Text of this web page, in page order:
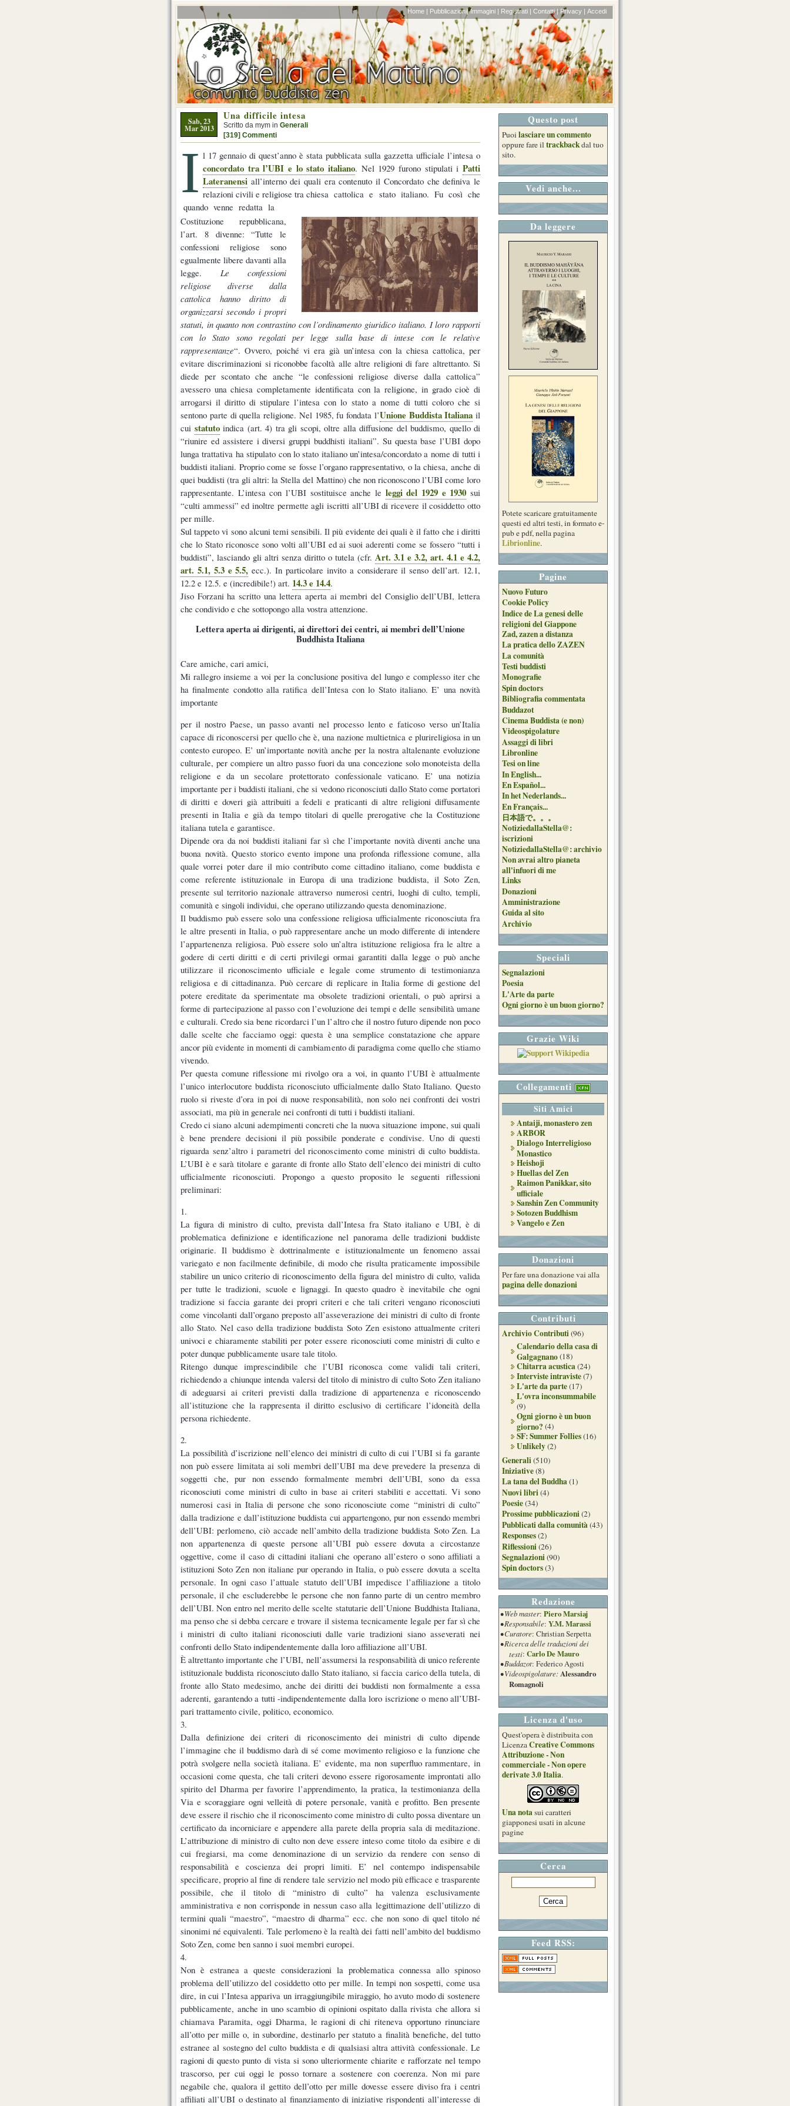
Home | Pubblicazioni| Immagini | Registrati | Contatti | Privacy | Accedi
Sab, 23
Mar 2013
Una difficile intesa
Scritto da mym in Generali
[319] Commenti
I l 17 gennaio di quest’anno è stata pubblicata sulla gazzetta ufficiale l’intesa o
concordato tra l’UBI e lo stato italiano. Nel 1929 furono stipulati i Patti
Lateranensi all’interno dei quali era contenuto il Concordato che definiva le
relazioni civili e religiose tra chiesa cattolica e stato italiano. Fu così che
quando venne redatta la
Costituzione repubblicana,
l’art. 8 divenne: “Tutte le
confessioni religiose sono
egualmente libere davanti alla
legge. Le confessioni
religiose diverse dalla
cattolica hanno diritto di
organizzarsi secondo i propri
statuti, in quanto non contrastino con l’ordinamento giuridico italiano. I loro rapporti
con lo Stato sono regolati per legge sulla base di intese con le relative
rappresentanze“. Ovvero, poiché vi era già un’intesa con la chiesa cattolica, per
evitare discriminazioni si riconobbe facoltà alle altre religioni di fare altrettanto. Si
diede per scontato che anche “le confessioni religiose diverse dalla cattolica”
avessero una chiesa completamente identificata con la religione, in grado cioè di
arrogarsi il diritto di stipulare l’intesa con lo stato a nome di tutti coloro che si
sentono parte di quella religione. Nel 1985, fu fondata l’Unione Buddista Italiana il
cui statutoindica (art. 4) tra gli scopi, oltre alla diffusione del buddismo, quello di
“riunire ed assistere i diversi gruppi buddhisti italiani”. Su questa base l’UBI dopo
lunga trattativa ha stipulato con lo stato italiano un’intesa/concordato a nome di tutti i
buddisti italiani. Proprio come se fosse l’organo rappresentativo, o la chiesa, anche di
quei buddisti (tra gli altri: la Stella del Mattino) che non riconoscono l’UBI come loro
rappresentante. L’intesa con l’UBI sostituisce anche le leggi del 1929 e 1930 sui
“culti ammessi” ed inoltre permette agli iscritti all’UBI di ricevere il cosiddetto otto
per mille.
Sul tappeto vi sono alcuni temi sensibili. Il più evidente dei quali è il fatto che i diritti
che lo Stato riconosce sono volti all’UBI ed ai suoi aderenti come se fossero “tutti i
buddisti”, lasciando gli altri senza diritto o tutela (cfr. Art. 3.1 e 3.2, art. 4.1 e 4.2,
art. 5.1, 5.3 e 5.5, ecc.). In particolare invito a considerare il senso dell’art. 12.1,
12.2 e 12.5. e (incredibile!) art. 14.3 e 14.4.
Jiso Forzani ha scritto una lettera aperta ai membri del Consiglio dell’UBI, lettera
che condivido e che sottopongo alla vostra attenzione.
Lettera aperta ai dirigenti, ai direttori dei centri, ai membri dell’Unione
Buddhista Italiana
Care amiche, cari amici,
Mi rallegro insieme a voi per la conclusione positiva del lungo e complesso iter che
ha finalmente condotto alla ratifica dell’Intesa con lo Stato italiano. E’ una novità
importante
per il nostro Paese, un passo avanti nel processo lento e faticoso verso un’Italia
capace di riconoscersi per quello che è, una nazione multietnica e plurireligiosa in un
contesto europeo. E’ un’importante novità anche per la nostra altalenante evoluzione
culturale, per compiere un altro passo fuori da una concezione solo monoteista della
religione e da un secolare protettorato confessionale vaticano. E’ una notizia
importante per i buddisti italiani, che si vedono riconosciuti dallo Stato come portatori
di diritti e doveri già attribuiti a fedeli e praticanti di altre religioni diffusamente
presenti in Italia e già da tempo titolari di quelle prerogative che la Costituzione
italiana tutela e garantisce.
Dipende ora da noi buddisti italiani far sì che l’importante novità diventi anche una
buona novità. Questo storico evento impone una profonda riflessione comune, alla
quale vorrei poter dare il mio contributo come cittadino italiano, come buddista e
come referente istituzionale in Europa di una tradizione buddista, il Soto Zen,
presente sul territorio nazionale attraverso numerosi centri, luoghi di culto, templi,
comunità e singoli individui, che operano utilizzando questa denominazione.
Il buddismo può essere solo una confessione religiosa ufficialmente riconosciuta fra
le altre presenti in Italia, o può rappresentare anche un modo differente di intendere
l’appartenenza religiosa. Può essere solo un’altra istituzione religiosa fra le altre a
godere di certi diritti e di certi privilegi ormai garantiti dalla legge o può anche
utilizzare il riconoscimento ufficiale e legale come strumento di testimonianza
religiosa e di cittadinanza. Può cercare di replicare in Italia forme di gestione del
potere ereditate da sperimentate ma obsolete tradizioni orientali, o può aprirsi a
forme di partecipazione al passo con l’evoluzione dei tempi e delle sensibilità umane
e culturali. Credo sia bene ricordarci l’un l’altro che il nostro futuro dipende non poco
dalle scelte che facciamo oggi: questa è una semplice constatazione che appare
ancor più evidente in momenti di cambiamento di paradigma come quello che stiamo
vivendo.
Per questa comune riflessione mi rivolgo ora a voi, in quanto l’UBI è attualmente
l’unico interlocutore buddista riconosciuto ufficialmente dallo Stato Italiano. Questo
ruolo si riveste d’ora in poi di nuove responsabilità, non solo nei confronti dei vostri
associati, ma più in generale nei confronti di tutti i buddisti italiani.
Credo ci siano alcuni adempimenti concreti che la nuova situazione impone, sui quali
è bene prendere decisioni il più possibile ponderate e condivise. Uno di questi
riguarda senz’altro i parametri del riconoscimento come ministri di culto buddista.
L’UBI è e sarà titolare e garante di fronte allo Stato dell’elenco dei ministri di culto
ufficialmente riconosciuti. Propongo a questo proposito le seguenti riflessioni
preliminari:
1.
La figura di ministro di culto, prevista dall’Intesa fra Stato italiano e UBI, è di
problematica definizione e identificazione nel panorama delle tradizioni buddiste
originarie. Il buddismo è dottrinalmente e istituzionalmente un fenomeno assai
variegato e non facilmente definibile, di modo che risulta praticamente impossibile
stabilire un unico criterio di riconoscimento della figura del ministro di culto, valida
per tutte le tradizioni, scuole e lignaggi. In questo quadro è inevitabile che ogni
tradizione si faccia garante dei propri criteri e che tali criteri vengano riconosciuti
come vincolanti dall’organo preposto all’asseverazione dei ministri di culto di fronte
allo Stato. Nel caso della tradizione buddista Soto Zen esistono attualmente criteri
univoci e chiaramente stabiliti per poter essere riconosciuti come ministri di culto e
poter dunque pubblicamente usare tale titolo.
Ritengo dunque imprescindibile che l’UBI riconosca come validi tali criteri,
richiedendo a chiunque intenda valersi del titolo di ministro di culto Soto Zen italiano
di adeguarsi ai criteri previsti dalla tradizione di appartenenza e riconoscendo
all’istituzione che la rappresenta il diritto esclusivo di certificare l’idoneità della
persona richiedente.
2.
La possibilità d’iscrizione nell’elenco dei ministri di culto di cui l’UBI si fa garante
non può essere limitata ai soli membri dell’UBI ma deve prevedere la presenza di
soggetti che, pur non essendo formalmente membri dell’UBI, sono da essa
riconosciuti come ministri di culto in base ai criteri stabiliti e accettati. Vi sono
numerosi casi in Italia di persone che sono riconosciute come “ministri di culto”
dalla tradizione e dall’istituzione buddista cui appartengono, pur non essendo membri
dell’UBI: perlomeno, ciò accade nell’ambito della tradizione buddista Soto Zen. La
non appartenenza di queste persone all’UBI può essere dovuta a circostanze
oggettive, come il caso di cittadini italiani che operano all’estero o sono affiliati a
istituzioni Soto Zen non italiane pur operando in Italia, o può essere dovuta a scelta
personale. In ogni caso l’attuale statuto dell’UBI impedisce l’affiliazione a titolo
personale, il che escluderebbe le persone che non fanno parte di un centro membro
dell’UBI. Non entro nel merito delle scelte statutarie dell’Unione Buddhista Italiana,
ma penso che si debba cercare e trovare il sistema tecnicamente legale per far sì che
i ministri di culto italiani riconosciuti dalle varie tradizioni siano asseverati nei
confronti dello Stato indipendentemente dalla loro affiliazione all’UBI.
È altrettanto importante che l’UBI, nell’assumersi la responsabilità di unico referente
istituzionale buddista riconosciuto dallo Stato italiano, si faccia carico della tutela, di
fronte allo Stato medesimo, anche dei diritti dei buddisti non formalmente a essa
aderenti, garantendo a tutti -indipendentemente dalla loro iscrizione o meno all’UBI-
pari trattamento civile, politico, economico.
3.
Dalla definizione dei criteri di riconoscimento dei ministri di culto dipende
l’immagine che il buddismo darà di sé come movimento religioso e la funzione che
potrà svolgere nella società italiana. E’ evidente, ma non superfluo rammentare, in
occasioni come questa, che tali criteri devono essere rigorosamente improntati allo
spirito del Dharma per favorire l’apprendimento, la pratica, la testimonianza della
Via e scoraggiare ogni velleità di potere personale, vanità e profitto. Ben presente
deve essere il rischio che il riconoscimento come ministro di culto possa diventare un
certificato da incorniciare e appendere alla parete della propria sala di meditazione.
L’attribuzione di ministro di culto non deve essere inteso come titolo da esibire e di
cui fregiarsi, ma come denominazione di un servizio da rendere con senso di
responsabilità e coscienza dei propri limiti. E’ nel contempo indispensabile
specificare, proprio al fine di rendere tale servizio nel modo più efficace e trasparente
possibile, che il titolo di “ministro di culto” ha valenza esclusivamente
amministrativa e non corrisponde in nessun caso alla legittimazione dell’utilizzo di
termini quali “maestro”, “maestro di dharma” ecc. che non sono di quel titolo né
sinonimi né equivalenti. Tale perlomeno è la realtà dei fatti nell’ambito del buddismo
Soto Zen, come ben sanno i suoi membri europei.
4.
Non è estranea a queste considerazioni la problematica connessa allo spinoso
problema dell’utilizzo del cosiddetto otto per mille. In tempi non sospetti, come usa
dire, in cui l’Intesa appariva un irraggiungibile miraggio, ho avuto modo di sostenere
pubblicamente, anche in uno scambio di opinioni ospitato dalla rivista che allora si
chiamava Paramita, oggi Dharma, le ragioni di chi riteneva opportuno rinunciare
all’otto per mille o, in subordine, destinarlo per statuto a finalità benefiche, del tutto
estranee al sostegno del culto buddista e di qualsiasi altra attività confessionale. Le
ragioni di questo punto di vista si sono ulteriormente chiarite e rafforzate nel tempo
trascorso, per cui oggi le posso tornare a sostenere con coerenza. Non mi pare
negabile che, qualora il gettito dell’otto per mille dovesse essere diviso fra i centri
affiliati all’UBI o destinato al finanziamento di iniziative rispondenti all’interesse di
Questo post
Puoi lasciare un commento
oppure fare il trackbackdal tuo
sito.
Vedi anche...
Da leggere
Potete scaricare gratuitamente
questi ed altri testi, in formato e-
pub e pdf, nella pagina
Librionline.
Pagine
Nuovo Futuro
Cookie Policy
Indice de La genesi delle
religioni del Giappone
Zad, zazen a distanza
La pratica dello ZAZEN
La comunità
Testi buddisti
Monografie
Spin doctors
Bibliografia commentata
Buddazot
Cinema Buddista (e non)
Videospigolature
Assaggi di libri
Libronline
Tesi on line
In English...
En Español...
In het Nederlands...
En Français...
日本語で。。。
NotiziedallaStella@:
iscrizioni
NotiziedallaStella@: archivio
Non avrai altro pianeta
all'infuori di me
Links
Donazioni
Amministrazione
Guida al sito
Archivio
Speciali
Segnalazioni
Poesia
L'Arte da parte
Ogni giorno è un buon giorno?
Grazie Wiki
Collegamenti
Siti Amici
Antaiji, monastero zen
ARBOR
Dialogo Interreligioso
Monastico
Heishoji
Huellas del Zen
Raimon Panikkar, sito
ufficiale
Sanshin Zen Community
Sotozen Buddhism
Vangelo e Zen
Donazioni
Per fare una donazione vai alla
pagina delle donazioni
Contributi
Archivio Contributi(96)
Calendario della casa di
Galgagnano(18)
Chitarra acustica(24)
Interviste intraviste(7)
L'arte da parte(17)
L'ovra inconsummabile
(9)
Ogni giorno è un buon
giorno? (4)
SF: Summer Follies(16)
Unlikely(2)
Generali(510)
Iniziative(8)
La tana del Buddha(1)
Nuovi libri(4)
Poesie(34)
Prossime pubblicazioni(2)
Pubblicati dalla comunità(43)
Responses(2)
Riflessioni(26)
Segnalazioni(90)
Spin doctors(3)
Redazione
• Web master: Piero Marsiaj
• Responsabile: Y.M. Marassi
• Curatore: Christian Serpetta
• Ricerca delle traduzioni dei
testi: Carlo De Mauro
• Buddazot: Federico Agosti
• Videospigolature:Alessandro
Romagnoli
Licenza d'uso
Quest'opera è distribuita con
LicenzaCreative Commons
Attribuzione - Non
commerciale - Non opere
derivate 3.0 Italia.
Una notasui caratteri
giapponesi usati in alcune
pagine
Cerca
Feed RSS: